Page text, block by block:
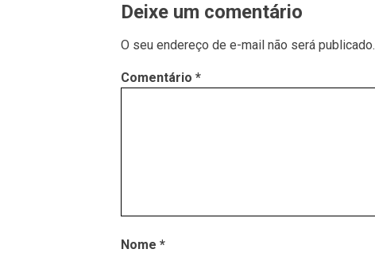
Deixe um comentário
O seu endereço de e-mail não será publicado.
Comentário *
Nome *